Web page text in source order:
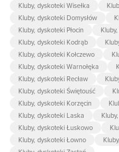
Kluby, dyskoteki Wisełka
Kluby, dyskoteki Domysłów
Kluby, dyskoteki Płocin
Kluby, dyskoteki Kodrąb
Kluby, dyskoteki Kołczewo
Kluby, dyskoteki Warnołęka
Kluby, dyskoteki Recław
Kluby, dyskoteki Świętouść
Kluby, dyskoteki Korzęcin
Kluby, dyskoteki Laska
Kluby, dyskoteki Łuskowo
Kluby, dyskoteki Łowno